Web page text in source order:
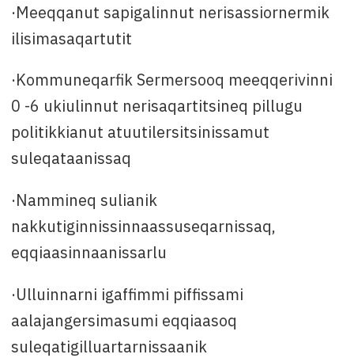
·Meeqqanut sapigalinnut nerisassiornermik
ilisimasaqartutit
·Kommuneqarfik Sermersooq meeqqerivinni
0 -6 ukiulinnut nerisaqartitsineq pillugu
politikkianut atuutilersitsinissamut
suleqataanissaq
·Nammineq sulianik
nakkutiginnissinnaassuseqarnissaq,
eqqiaasinnaanissarlu
·Ulluinnarni igaffimmi piffissami
aalajangersimasumi eqqiaasoq
suleqatigilluartarnissaanik